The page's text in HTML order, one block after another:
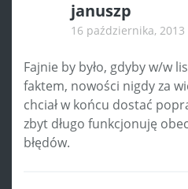
januszp
16 października, 2013
Fajnie by było, gdyby w/w
faktem, nowości nigdy za
chciał w końcu dostać
zbyt długo funkcjonuję
błędów.